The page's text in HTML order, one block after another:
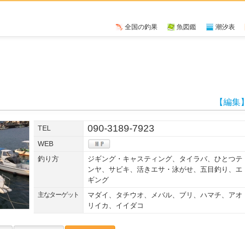
潮汐表
魚図鑑
全国の釣果
【編集】
TEL 090-3189-7923
WEB
釣り方
ジギング・キャスティング、タイラバ、ひとつテ
ンヤ、サビキ、活きエサ・泳がせ、五目釣り、エ
ギング
主なターゲット
マダイ、タチウオ、メバル、ブリ、ハマチ、アオ
リイカ、イイダコ